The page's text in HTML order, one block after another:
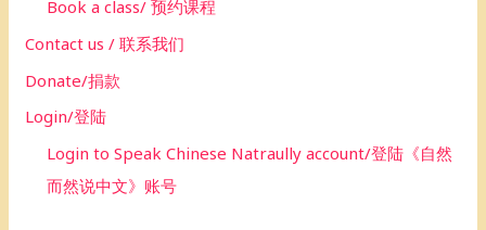
Book a class/ 预约课程
Contact us / 联系我们
Donate/捐款
Login/登陆
Login to Speak Chinese Natraully account/登陆《自然
而然说中文》账号